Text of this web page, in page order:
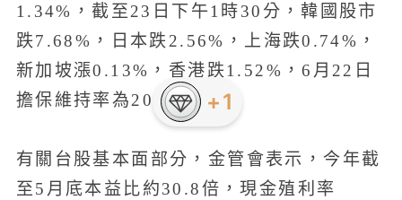
1.34%，截至23日下午1時30分，韓國股市
跌7.68%，日本跌2.56%，上海跌0.74%，
新加坡漲0.13%，香港跌1.52%，6月22日
擔保維持率為207.39%。
有關台股基本面部分，金管會表示，今年截
至5月底本益比約30.8倍，現金殖利率